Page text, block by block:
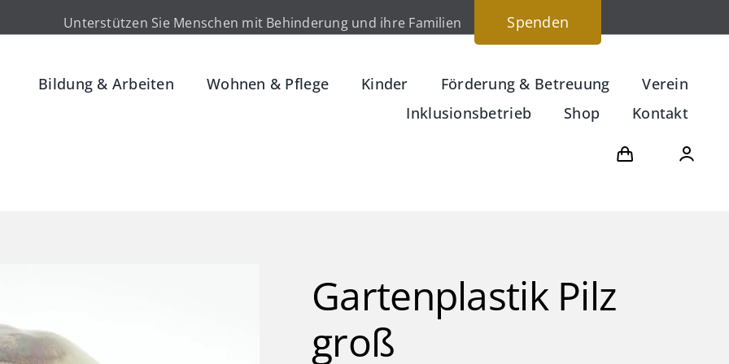
Unterstützen Sie Menschen mit Behinderung und ihre Familien Spenden
Bildung & Arbeiten Wohnen & Pflege Kinder Förderung & Betreuung
Verein
Inklusionsbetrieb
Shop Kontakt
Gartenplastik Pilz
groß